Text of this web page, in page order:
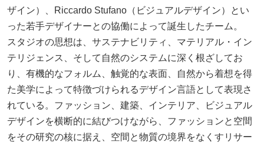
ザイン）、Riccardo Stufano（ビジュアルデザイン）とい
った若手デザイナーとの協働によって誕生したチーム。
スタジオの思想は、サステナビリティ、マテリアル・イン
テリジェンス、そして自然のシステムに深く根ざしてお
り、有機的なフォルム、触覚的な表面、自然から着想を得
た美学によって特徴づけられるデザイン言語として表現さ
れている。ファッション、建築、インテリア、ビジュアル
デザインを横断的に結びつけながら、ファッションと空間
をその研究の核に据え、空間と物質の境界をなくすリサー